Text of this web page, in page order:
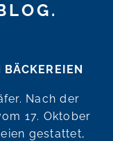
BÄCKEREIEN
Nach der
17. Oktober
gestattet,